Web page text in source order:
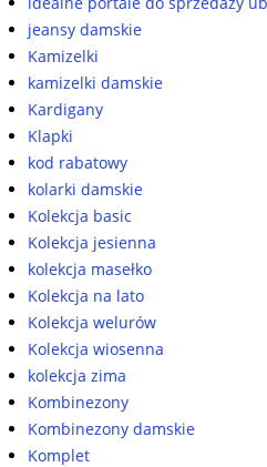
jeansy damskie
Kamizelki
kamizelki damskie
Kardigany
Klapki
kod rabatowy
kolarki damskie
Kolekcja basic
Kolekcja jesienna
kolekcja masełko
Kolekcja na lato
Kolekcja welurów
Kolekcja wiosenna
kolekcja zima
Kombinezony
Kombinezony damskie
Komplet